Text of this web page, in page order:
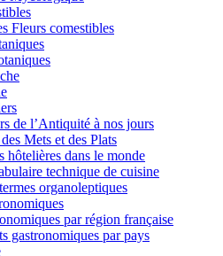
Fleurs comestibles
de l’Antiquité à nos jours
Mets et des Plats
hôtelières dans le monde
technique de cuisine
organoleptiques
par région française
gastronomiques par pays